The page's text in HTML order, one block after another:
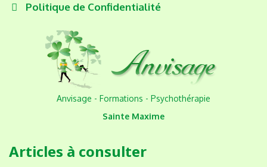
Politique de Confidentialité
Anvisage - Formations - Psychothérapie
Sainte Maxime
Articles à consulter